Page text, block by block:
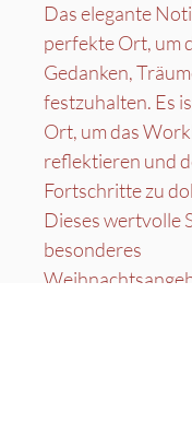
Das elegante
perfekte Ort, um
Gedanken,
festzuhalten. Es
Ort, um das
reflektieren und
Fortschritte zu
Dieses wertvolle
besonderes